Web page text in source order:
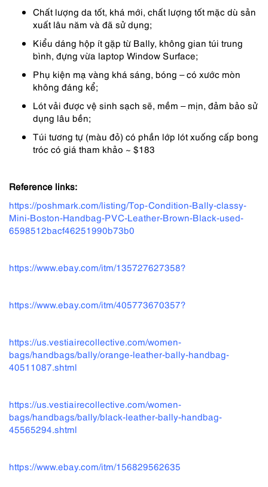
Chất lượng da tốt, khá mới, chất lượng tốt mặc dù sản
xuất lâu năm và đã sử dụng;
Kiểu dáng hộp ít gặp từ Bally, không gian túi trung
bình, đựng vừa laptop Window Surface;
Phụ kiện mạ vàng khá sáng, bóng – có xước mòn
không đáng kể;
Lót vải được vệ sinh sạch sẽ, mềm – mịn, đảm bảo sử
dụng lâu bền;
Túi tương tự (màu đỏ) có phần lớp lót xuống cấp bong
tróc có giá tham khảo ~ $183
Reference links:
https://poshmark.com/listing/Top-Condition-Bally-classy-
Mini-Boston-Handbag-PVC-Leather-Brown-Black-used-
6598512bacf46251990b73b0
https://www.ebay.com/itm/135727627358?
https://www.ebay.com/itm/405773670357?
https://us.vestiairecollective.com/women-
bags/handbags/bally/orange-leather-bally-handbag-
40511087.shtml
https://us.vestiairecollective.com/women-
bags/handbags/bally/black-leather-bally-handbag-
45565294.shtml
https://www.ebay.com/itm/156829562635